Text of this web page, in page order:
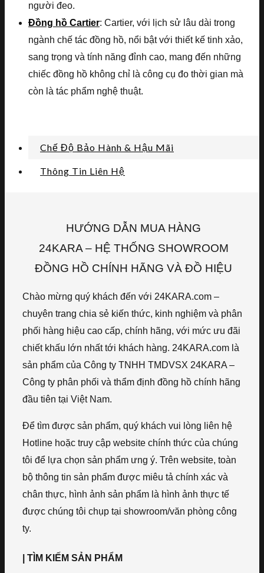
người đeo.
Đồng hồ Cartier: Cartier, với lịch sử lâu dài trong
ngành chế tác đồng hồ, nổi bật với thiết kế tinh xảo,
sang trọng và tính năng đỉnh cao, mang đến những
chiếc đồng hồ không chỉ là công cụ đo thời gian mà
còn là tác phẩm nghệ thuật.
Chế Độ Bảo Hành & Hậu Mãi
Thông Tin Liên Hệ
HƯỚNG DẪN MUA HÀNG
24KARA – HỆ THỐNG SHOWROOM
ĐỒNG HỒ CHÍNH HÃNG VÀ ĐỒ HIỆU
Chào mừng quý khách đến với 24KARA.com –
chuyên trang chia sẻ kiến thức, kinh nghiệm và phân
phối hàng hiệu cao cấp, chính hãng, với mức ưu đãi
chiết khấu lớn nhất tới khách hàng. 24KARA.com là
sản phẩm của Công ty TNHH TMDVSX 24KARA –
Công ty phân phối và thẩm định đồng hồ chính hãng
đầu tiên tại Việt Nam.
Để tìm được sản phẩm, quý khách vui lòng liên hệ
Hotline hoặc truy cập website chính thức của chúng
tôi để lựa chọn sản phẩm ưng ý. Trên website, toàn
bộ thông tin sản phẩm được miêu tả chính xác và
chân thực, hình ảnh sản phẩm là hình ảnh thực tế
được chúng tôi chụp tại showroom/văn phòng công
ty.
| TÌM KIẾM SẢN PHẨM